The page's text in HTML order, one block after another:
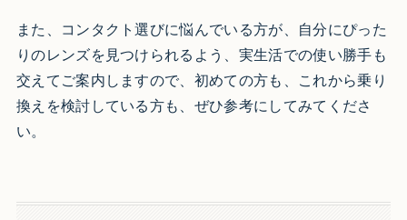
また、コンタクト選びに悩んでいる方が、自分にぴった
りのレンズを見つけられるよう、実生活での使い勝手も
交えてご案内しますので、初めての方も、これから乗り
換えを検討している方も、ぜひ参考にしてみてくださ
い。